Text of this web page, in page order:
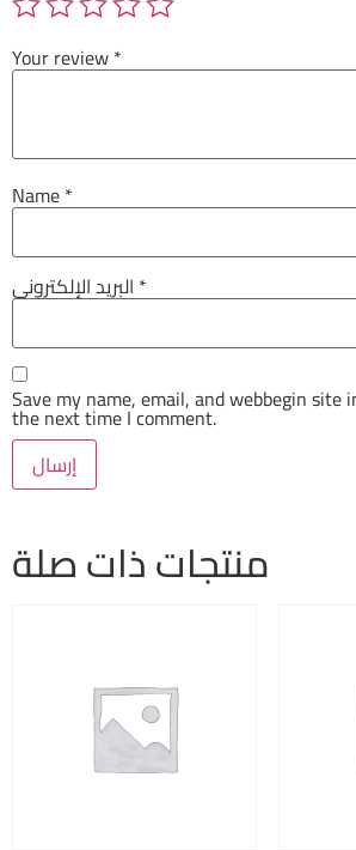
Your review*
Name*
*
Save my name, email, and webbegin site
the next time I comment.
منتجات ذات صلة